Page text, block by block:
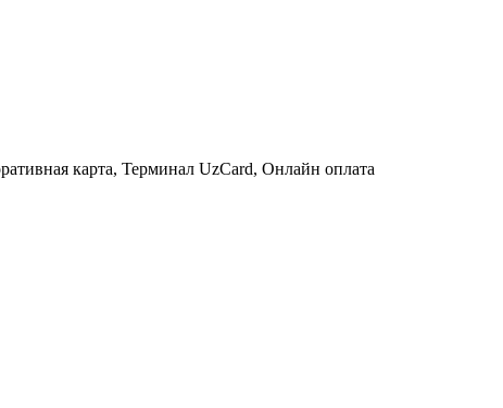
карта, Терминал UzCard, Онлайн оплата